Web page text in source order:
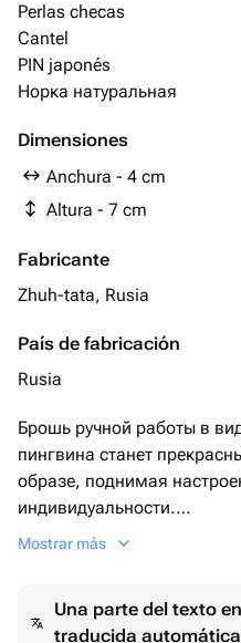
Perlas checas
Cantel
PIN japonés
Норка натуральная
Dimensiones
Anchura - 4 cm
Altura - 7 cm
Fabricante
Zhuh-tata, Rusia
País de fabricación
Rusia
Брошь ручной работы в
пингвина станет
образе, поднимая
индивидуальности.
украшению теплую и
Mostrar más
Una parte del texto
traducida